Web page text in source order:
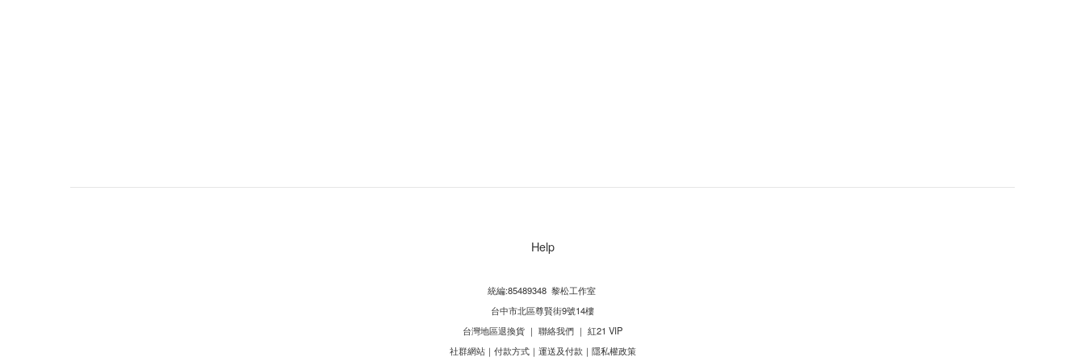
Help
統編:85489348 黎松工作室
台中市北區尊賢街9號14樓
台灣地區退換貨 ｜ 聯絡我們 ｜ 紅21 VIP
社群網站｜ 付款方式｜ 運送及付款 ｜ 隱私權政策